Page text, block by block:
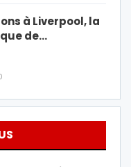
à Liverpool, la
de…